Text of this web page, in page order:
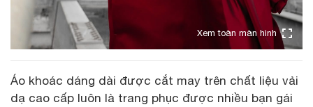
Xem toàn màn hình
Áo khoác dáng dài được cắt may trên chất liệu vải
dạ cao cấp luôn là trang phục được nhiều bạn gái